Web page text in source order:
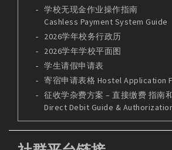
学校无现金作业操作指南
Cashless Payment System Guide
2026学年校务行政历
2026学年学校平面图
学生请假申请表
寄宿申请表格 Hostel Application
征收学杂费方案 – 直接缴费 指南
Direct Debit Guide &